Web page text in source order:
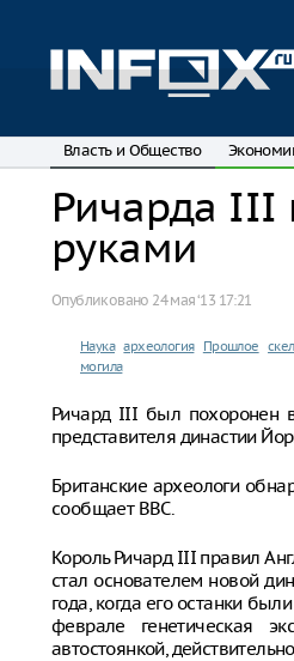
Власть и Общество
Ричарда III
руками
Опубликовано 24 мая ‘13 17:21
Наука археология Прошлое
могила
Ричард III был похоронен
представителя династии
Британские археологи
сообщает BBC.
Король Ричард III правил
стал основателем новой
года, когда его останки
феврале генетическая
автостоянкой,